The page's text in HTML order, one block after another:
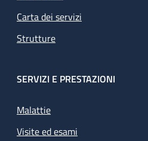
Carta dei servizi
Strutture
SERVIZI E PRESTAZIONI
Malattie
Visite ed esami